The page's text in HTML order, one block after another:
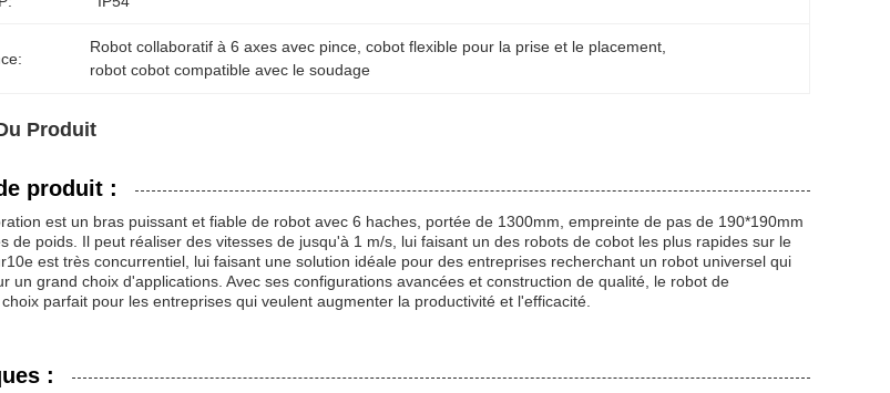
Robot collaboratif à 6 axes avec pince , cobot flexible pour la prise et le placement
robot cobot compatible avec le soudage
Produit
produit :
est un bras puissant et fiable de robot avec 6 haches, portée de 1300mm, empreinte de pas de 190*190mm
de poids. Il peut réaliser des vitesses de jusqu'à 1 m/s, lui faisant un des robots de cobot les plus rapides sur le
est très concurrentiel, lui faisant une solution idéale pour des entreprises recherchant un robot universel qui
un grand choix d'applications. Avec ses configurations avancées et construction de qualité, le robot de
parfait pour les entreprises qui veulent augmenter la productivité et l'efficacité.
: